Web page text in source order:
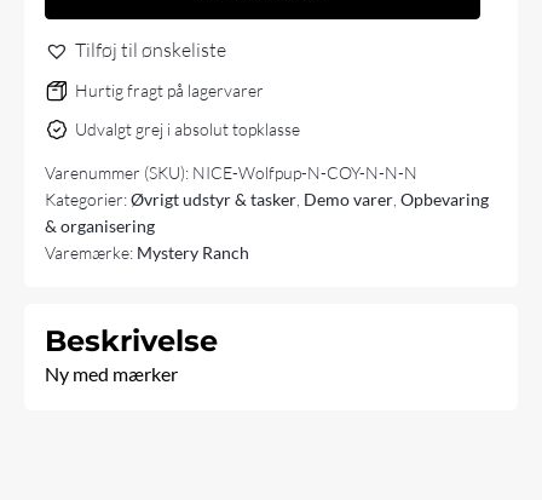
Tilføj til ønskeliste
Hurtig fragt på lagervarer
Udvalgt grej i absolut topklasse
Varenummer (SKU): NICE-Wolfpup-N-COY-N-N-N
Kategorier:Øvrigt udstyr & tasker Demo varer ,Opbevaring
& organisering
Varemærke: Mystery Ranch
Beskrivelse
Ny med mærker